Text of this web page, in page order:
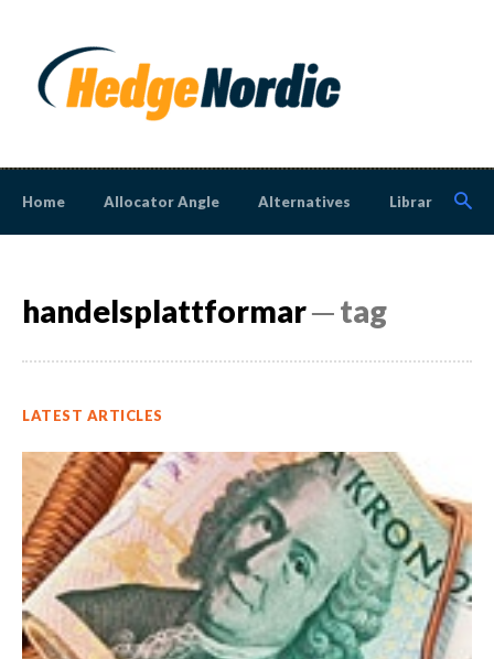
Home Allocator Angle Alternatives Library
handelsplattformar─ tag
LATEST ARTICLES